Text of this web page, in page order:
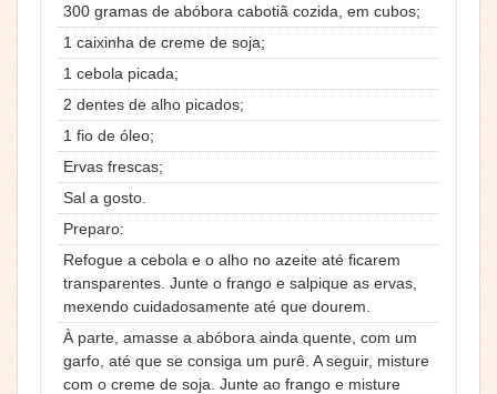
300 gramas de abóbora cabotiã cozida, em cubos;
1 caixinha de creme de soja;
1 cebola picada;
2 dentes de alho picados;
1 fio de óleo;
Ervas frescas;
Sal a gosto.
Preparo:
Refogue a cebola e o alho no azeite até ficarem
transparentes. Junte o frango e salpique as ervas,
mexendo cuidadosamente até que dourem.
À parte, amasse a abóbora ainda quente, com um
garfo, até que se consiga um purê. A seguir, misture
com o creme de soja. Junte ao frango e misture